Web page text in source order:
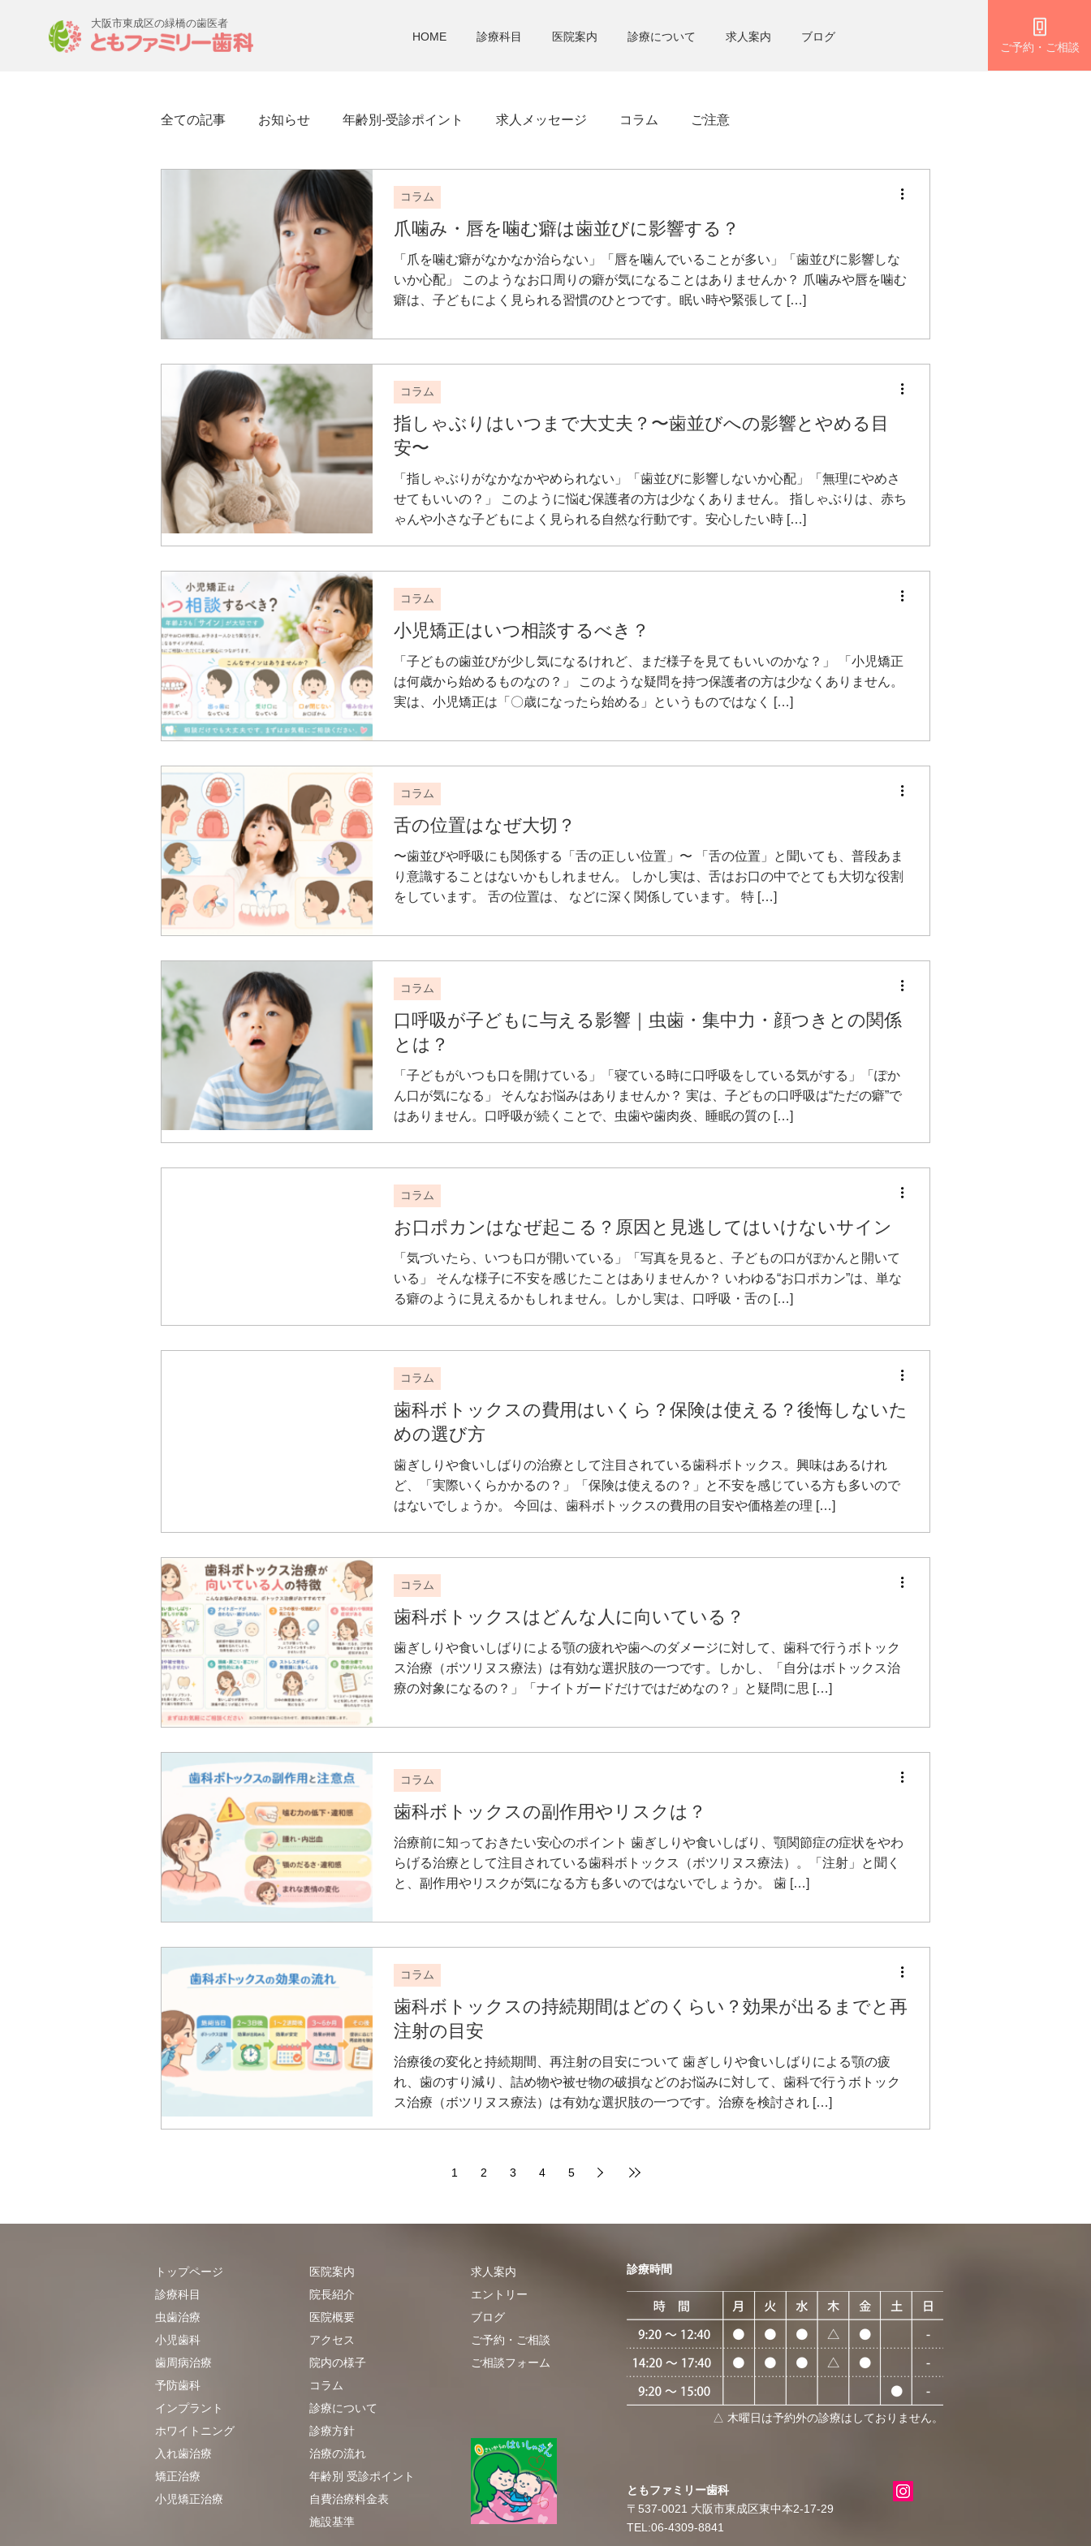
ご予約・ご相談
大阪市東成区の緑橋の歯医者
HOME 診療科目 医院案内 診療について 求人案内 ブログ
全ての記事 お知らせ 年齢別-受診ポイント 求人メッセージ コラム ご注意
コラム
爪噛み・唇を噛む癖は歯並びに影響する？
「爪を噛む癖がなかなか治らない」「唇を噛んでいることが多い」「歯並びに影響しな
いか心配」 このようなお口周りの癖が気になることはありませんか？ 爪噛みや唇を噛む
癖は、子どもによく見られる習慣のひとつです。眠い時や緊張して […]
コラム
指しゃぶりはいつまで大丈夫？〜歯並びへの影響とやめる目
安〜
「指しゃぶりがなかなかやめられない」「歯並びに影響しないか心配」「無理にやめさ
せてもいいの？」 このように悩む保護者の方は少なくありません。 指しゃぶりは、赤ち
ゃんや小さな子どもによく見られる自然な行動です。安心したい時 […]
コラム
小児矯正はいつ相談するべき？
「子どもの歯並びが少し気になるけれど、まだ様子を見てもいいのかな？」 「小児矯正
は何歳から始めるものなの？」 このような疑問を持つ保護者の方は少なくありません。
実は、小児矯正は「〇歳になったら始める」というものではなく […]
コラム
舌の位置はなぜ大切？
〜歯並びや呼吸にも関係する「舌の正しい位置」〜 「舌の位置」と聞いても、普段あま
り意識することはないかもしれません。 しかし実は、舌はお口の中でとても大切な役割
をしています。 舌の位置は、 などに深く関係しています。 特 […]
コラム
口呼吸が子どもに与える影響｜虫歯・集中力・顔つきとの関係
とは？
「子どもがいつも口を開けている」「寝ている時に口呼吸をしている気がする」「ぽか
ん口が気になる」 そんなお悩みはありませんか？ 実は、子どもの口呼吸は“ただの癖”で
はありません。口呼吸が続くことで、虫歯や歯肉炎、睡眠の質の […]
コラム
お口ポカンはなぜ起こる？原因と見逃してはいけないサイン
「気づいたら、いつも口が開いている」「写真を見ると、子どもの口がぽかんと開いて
いる」 そんな様子に不安を感じたことはありませんか？ いわゆる“お口ポカン”は、単な
る癖のように見えるかもしれません。しかし実は、口呼吸・舌の […]
コラム
歯科ボトックスの費用はいくら？保険は使える？後悔しないた
めの選び方
歯ぎしりや食いしばりの治療として注目されている歯科ボトックス。興味はあるけれ
ど、「実際いくらかかるの？」「保険は使えるの？」と不安を感じている方も多いので
はないでしょうか。 今回は、歯科ボトックスの費用の目安や価格差の理 […]
コラム
歯科ボトックスはどんな人に向いている？
歯ぎしりや食いしばりによる顎の疲れや歯へのダメージに対して、歯科で行うボトック
ス治療（ボツリヌス療法）は有効な選択肢の一つです。しかし、「自分はボトックス治
療の対象になるの？」「ナイトガードだけではだめなの？」と疑問に思 […]
コラム
歯科ボトックスの副作用やリスクは？
治療前に知っておきたい安心のポイント 歯ぎしりや食いしばり、顎関節症の症状をやわ
らげる治療として注目されている歯科ボトックス（ボツリヌス療法）。「注射」と聞く
と、副作用やリスクが気になる方も多いのではないでしょうか。 歯 […]
コラム
歯科ボトックスの持続期間はどのくらい？効果が出るまでと再
注射の目安
治療後の変化と持続期間、再注射の目安について 歯ぎしりや食いしばりによる顎の疲
れ、歯のすり減り、詰め物や被せ物の破損などのお悩みに対して、歯科で行うボトック
ス治療（ボツリヌス療法）は有効な選択肢の一つです。治療を検討され […]
1 2 3 4 5
トップページ
診療科目
虫歯治療
小児歯科
歯周病治療
予防歯科
インプラント
ホワイトニング
入れ歯治療
矯正治療
小児矯正治療
医院案内
院長紹介
医院概要
アクセス
院内の様子
​​コラム
診療について
診療方針
治療の流れ
年齢別 受診ポイント
自費治療料金表
施設基準
求人案内
エントリー
ブログ
​ご予約・ご相談
ご相談フォーム
診療時間
△ 木曜日は予約外の診療はしておりません。
​​ともファミリー歯科
〒537-0021 大阪市東成区東中本2-17-29
TEL:06-4309-8841